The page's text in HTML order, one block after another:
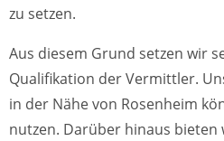
zu setzen.
Aus diesem Grund setzen wir
Qualifikation der Vermittler.
in der Nähe von Rosenheim
nutzen. Darüber hinaus